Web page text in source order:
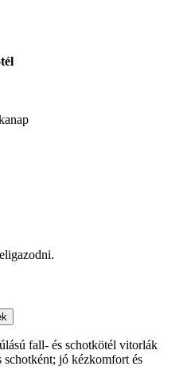
fall- és schotkötél vitorlák
schotként; jó kézkomfort és